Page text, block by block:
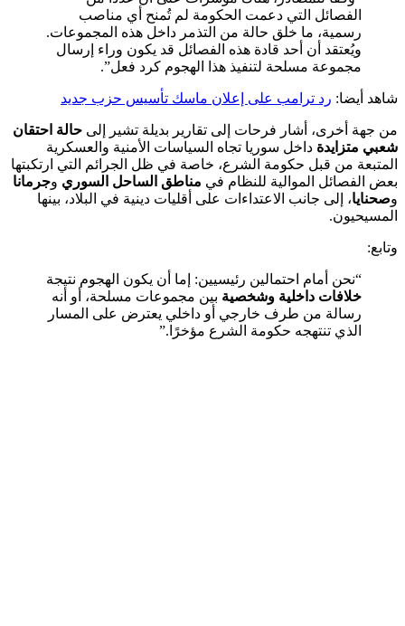
الفصائل التي دعمت الحكومة لم تُمنح أي مناصب
رسمية، ما خلق حالة من التذمر داخل هذه المجموعات.
ويُعتقد أن أحد قادة هذه الفصائل قد يكون وراء إرسال
مجموعة مسلحة لتنفيذ هذا الهجوم كرد فعل”.
شاهد أيضا: رد ترامب على إعلان ماسك تأسيس حزب جديد
من جهة أخرى، أشار فرحات إلى تقارير بديلة تشير إلى حالة احتقان
شعبي متزايدة داخل سوريا تجاه السياسات الأمنية والعسكرية
المتبعة من قبل حكومة الشرع، خاصة في ظل الجرائم التي ارتكبتها
بعض الفصائل الموالية للنظام في مناطق الساحل السوري وجرمانا
وصحنايا، إلى جانب الاعتداءات على أقليات دينية في البلاد، بينها
المسيحيون.
وتابع:
“نحن أمام احتمالين رئيسيين: إما أن يكون الهجوم نتيجة
خلافات داخلية وشخصية بين مجموعات مسلحة، أو أنه
رسالة من طرف خارجي أو داخلي يعترض على المسار
الذي تنتهجه حكومة الشرع مؤخرًا.”